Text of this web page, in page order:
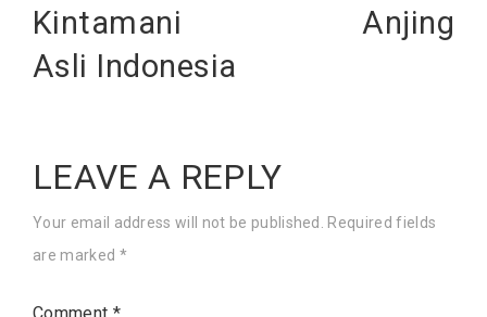
Kintamani
Asli Indonesia
Anjing
LEAVE A REPLY
Your email address will not be published.
Required fields
are marked *